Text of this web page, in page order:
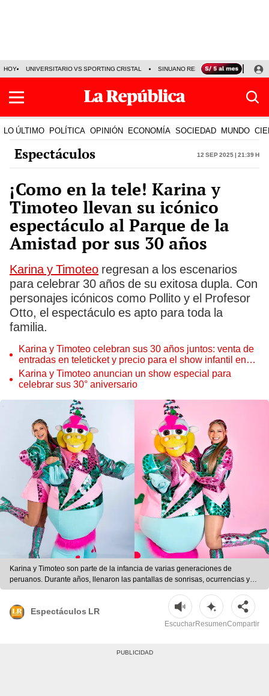
HOY UNIVERSITARIO VS SPORTING CRISTAL SINUANO RESULTADOS HOY
LO ÚLTIMO POLÍTICA OPINIÓN ECONOMÍA SOCIEDAD MUNDO
Espectáculos 12 Sep 2025 | 21:39 h
¡Como en la tele! Karina y
Timoteo llevan su icónico
espectáculo al Parque de la
Amistad por sus 30 años
Karina y Timoteo regresan a los escenarios
para celebrar 30 años de su exitosa dupla. Con
personajes icónicos como Pollito y el Profesor
Otto, el espectáculo es apto para toda la
familia.
Karina y Timoteo celebran sus 30 años juntos: venta de
entradas en teleticket y precio para el show infantil en
Megaplaza
Karina y Timoteo anuncian un show especial para
celebrar sus 30° aniversario
Karina y Timoteo son parte de la infancia de varias generaciones de
peruanos. Durante años, llenaron las pantallas de sonrisas, ocurrencias y
momentos inolvidables. Fotos: difusión | Fotos: difusión
Espectáculos LR
EscucharResumenCompartir